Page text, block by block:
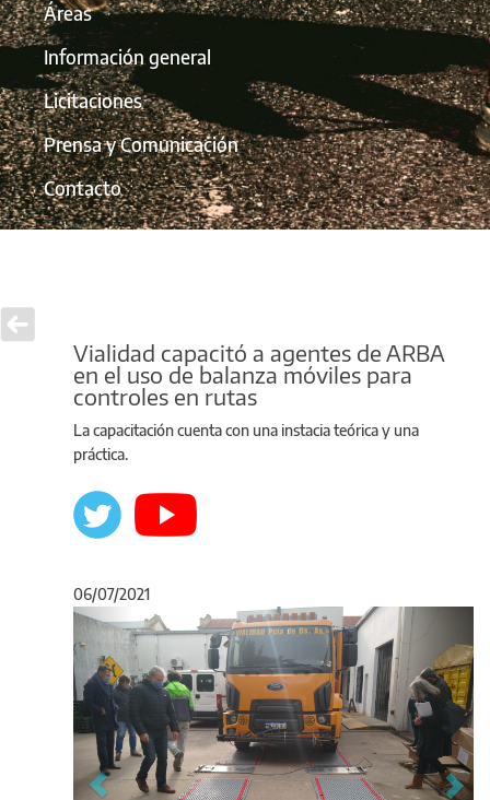
Áreas
Información general
Licitaciones
Prensa y Comunicación
Contacto
Vialidad capacitó a agentes de ARBA
en el uso de balanza móviles para
controles en rutas
La capacitación cuenta con una instacia teórica y una
práctica.
06/07/2021
Anterior